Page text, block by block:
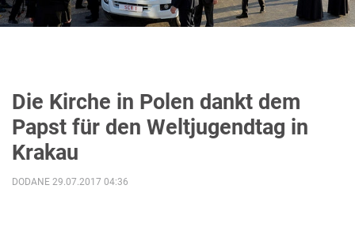
Die Kirche in Polen dankt dem
Papst für den Weltjugendtag in
Krakau
DODANE 29.07.2017 04:36